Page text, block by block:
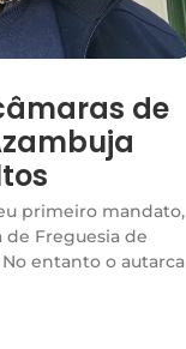
de
primeiro mandato,
Freguesia de
entanto o autarca